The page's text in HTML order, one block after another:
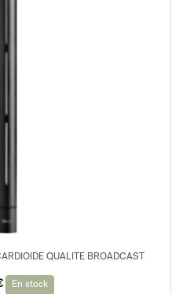
QUALITE BROADCAST
En stock